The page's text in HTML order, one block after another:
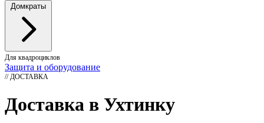
Домкраты
Для квадроциклов
Защита и оборудование
// ДОСТАВКА
Доставка в Ухтинку